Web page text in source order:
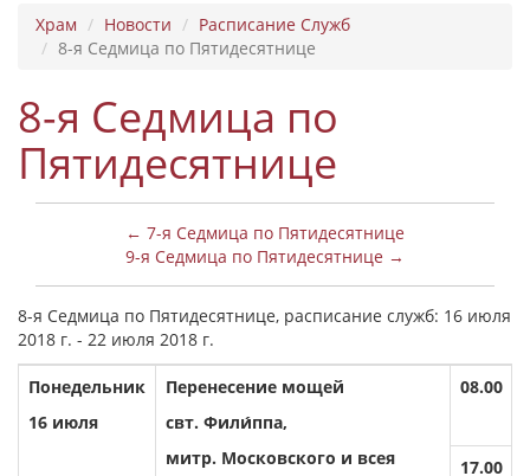
Храм Новости
Расписание Служб
8-я Седмица по Пятидесятнице
8-я Седмица по
Пятидесятнице
← 7-я Седмица по Пятидесятнице
9-я Седмица по Пятидесятнице →
8-я Седмица по Пятидесятнице, расписание служб: 16 июля
2018 г. - 22 июля 2018 г.
Понедельник
16 июля
Перенесение мощей
свт. Фили́ппа,
митр. Московского и всея
08.00
17.00